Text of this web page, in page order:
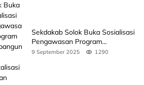
Sekdakab Solok Buka Sosialisasi
Pengawasan Program
Pembangunan Revitalisasi Satuan
9 September 2025 1290